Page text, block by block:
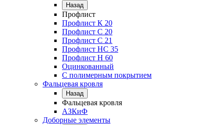
Назад
Профлист
Профлист К 20
Профлист С 20
Профлист C 21
Профлист НС 35
Профлист Н 60
Оцинкованный
С полимерным покрытием
Фальцевая кровля
Назад
Фальцевая кровля
АЗКиФ
Доборные элементы